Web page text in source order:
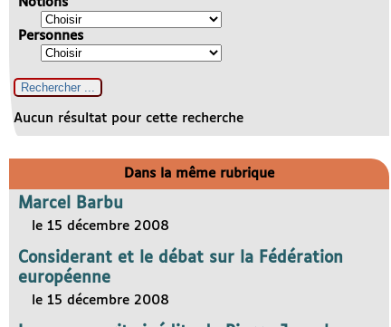
Personnes
Aucun résultat pour cette recherche
Dans la même rubrique
Marcel Barbu
le 15 décembre 2008
Considerant et le débat sur la Fédération
européenne
le 15 décembre 2008